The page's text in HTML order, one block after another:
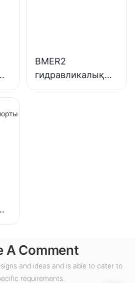
BMER2
гидравликалық
қозғалтқыштары
A Comment
and ideas and is able to cater to
requirements.